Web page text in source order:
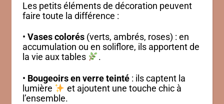
Les petits éléments de décoration peuvent
faire toute la différence :
• Vases colorés (verts, ambrés, roses) : en
accumulation ou en soliflore, ils apportent de
la vie aux tables
.
• Bougeoirs en verre teinté : ils captent la
lumière
et ajoutent une touche chic à
l’ensemble.